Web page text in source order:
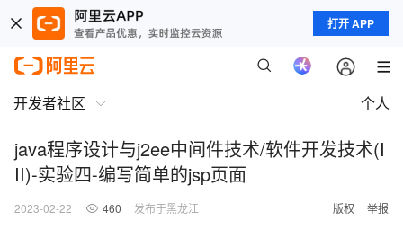
打开 APP
开发者社区 个人
java程序设计与j2ee中间件技术/软件开发技术(I
II)-实验四-编写简单的jsp页面
2023-02-22 460 发布于黑龙江 版权 举报